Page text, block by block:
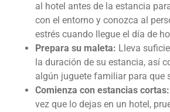
al hotel antes de la estancia
con el entorno y conozca al
estrés cuando llegue el día de
Prepara su maleta: Lleva
la duración de su estancia, así
algún juguete familiar para que
Comienza con estancias cortas:
vez que lo dejas en un hotel,